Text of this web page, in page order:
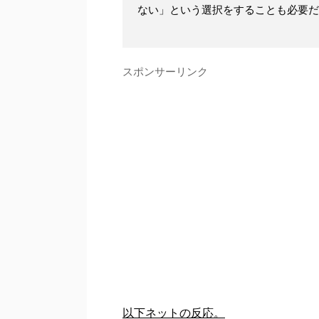
ない」という選択をすることも必要
スポンサーリンク
以下ネットの反応。